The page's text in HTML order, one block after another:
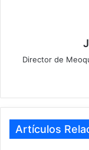
Director de
Artículos